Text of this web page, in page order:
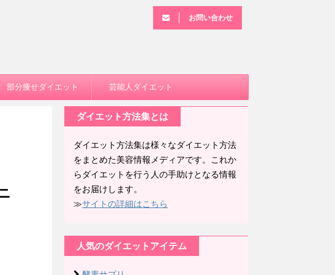
お問い合わせ
部分痩せダイエット 芸能人ダイエット
ダイエット方法集とは
ダイエット方法集は様々なダイエット方法
をまとめた美容情報メディアです。これか
らダイエットを行う人の手助けとなる情報
をお届けします。
≫サイトの詳細はこちら
人気のダイエットアイテム